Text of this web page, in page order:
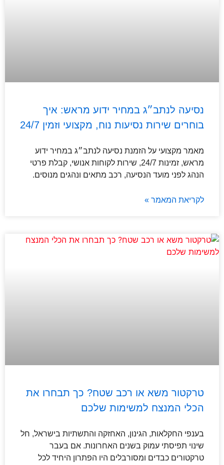
נסיעה לנתב״ג במחיר ידוע מראש: איך
בוחרים שירות נסיעות נוח, מקצועי וזמין 24/7
מאמר מקצועי על הזמנת נסיעה לנתב״ג במחיר ידוע
מראש, זמינות 24/7, שירות לקוחות אנושי, קבלת פרטי
הנהג לפני מועד הנסיעה, רכב מתאים ונהגים מנוסים.
לקריאת המאמר »
טרקטור משא או רכב שטח? כך תבחרו את
הכלי המנצח למשימות שלכם
בענפי החקלאות, הגינון, האחזקה והתשתיות בישראל, חל
שינוי תפיסתי עמוק בשנים האחרונות. אם בעבר
טרקטורים כבדים ומסורבלים היו הפתרון היחיד לכל